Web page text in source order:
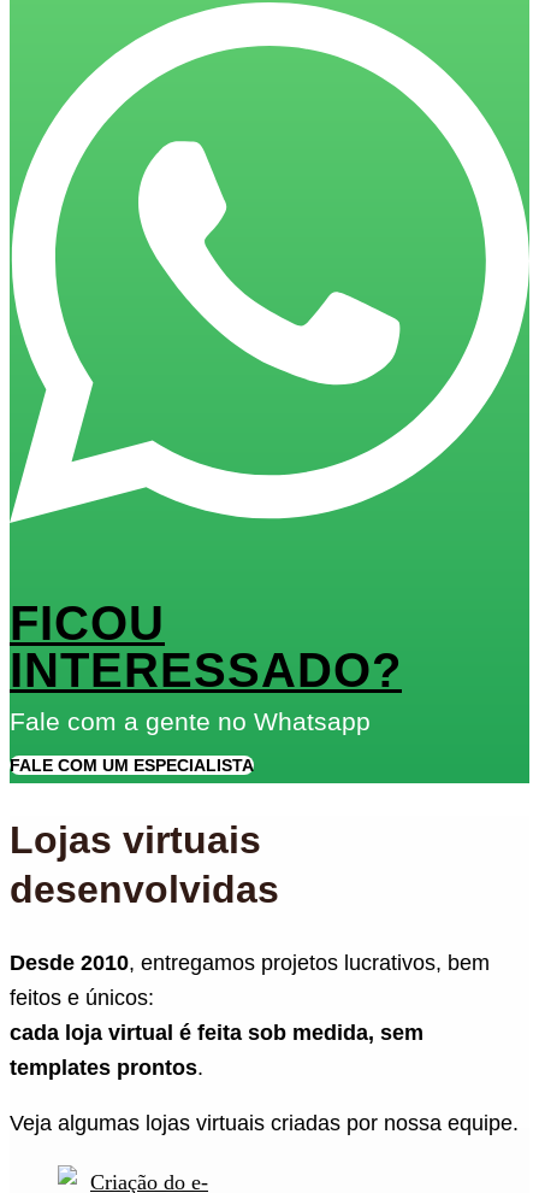
FICOU
INTERESSADO?
Fale com a gente no Whatsapp
FALE COM UM ESPECIALISTA
Lojas virtuais
desenvolvidas
Desde 2010, entregamos projetos lucrativos, bem
feitos e únicos:
cada loja virtual é feita sob medida, sem
templates prontos.
Veja algumas lojas virtuais criadas por nossa equipe.